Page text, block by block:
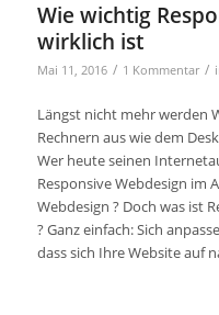
Wie wichtig
wirklich ist
Mai 11, 2016 / 1 Kommentar /
Längst nicht mehr werden
Rechnern aus wie dem
Wer heute seinen
Responsive Webdesign im
Webdesign ? Doch was ist
? Ganz einfach: Sich
dass sich Ihre Website auf